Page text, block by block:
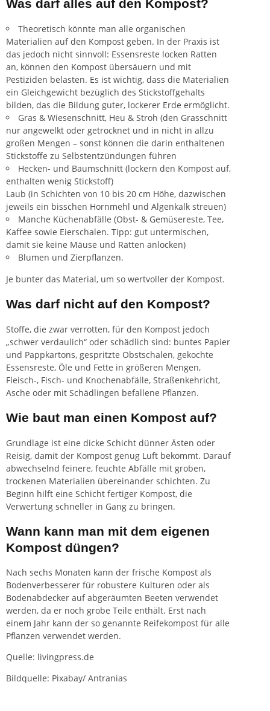
Was darf alles auf den Kompost?
Theoretisch könnte man alle organischen
Materialien auf den Kompost geben. In der Praxis ist
das jedoch nicht sinnvoll: Essensreste locken Ratten
an, können den Kompost übersäuern und mit
Pestiziden belasten. Es ist wichtig, dass die Materialien
ein Gleichgewicht bezüglich des Stickstoffgehalts
bilden, das die Bildung guter, lockerer Erde ermöglicht.
Gras & Wiesenschnitt, Heu & Stroh (den Grasschnitt
nur angewelkt oder getrocknet und in nicht in allzu
großen Mengen – sonst können die darin enthaltenen
Stickstoffe zu Selbstentzündungen führen
Hecken- und Baumschnitt (lockern den Kompost auf,
enthalten wenig Stickstoff)
Laub (in Schichten von 10 bis 20 cm Höhe, dazwischen
jeweils ein bisschen Hornmehl und Algenkalk streuen)
Manche Küchenabfälle (Obst- & Gemüsereste, Tee,
Kaffee sowie Eierschalen. Tipp: gut untermischen,
damit sie keine Mäuse und Ratten anlocken)
Blumen und Zierpflanzen.
Je bunter das Material, um so wertvoller der Kompost.
Was darf nicht auf den Kompost?
Stoffe, die zwar verrotten, für den Kompost jedoch
„schwer verdaulich“ oder schädlich sind: buntes Papier
und Pappkartons, gespritzte Obstschalen, gekochte
Essensreste, Öle und Fette in größeren Mengen,
Fleisch-, Fisch- und Knochenabfälle, Straßenkehricht,
Asche oder mit Schädlingen befallene Pflanzen.
Wie baut man einen Kompost auf?
Grundlage ist eine dicke Schicht dünner Ästen oder
Reisig, damit der Kompost genug Luft bekommt. Darauf
abwechselnd feinere, feuchte Abfälle mit groben,
trockenen Materialien übereinander schichten. Zu
Beginn hilft eine Schicht fertiger Kompost, die
Verwertung schneller in Gang zu bringen.
Wann kann man mit dem eigenen
Kompost düngen?
Nach sechs Monaten kann der frische Kompost als
Bodenverbesserer für robustere Kulturen oder als
Bodenabdecker auf abgeräumten Beeten verwendet
werden, da er noch grobe Teile enthält. Erst nach
einem Jahr kann der so genannte Reifekompost für alle
Pflanzen verwendet werden.
Quelle: livingpress.de
Bildquelle: Pixabay/ Antranias